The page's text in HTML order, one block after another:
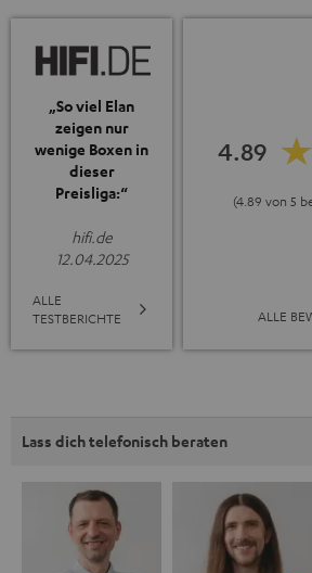
„So viel Elan
zeigen nur
wenige Boxen in
dieser
Preisliga:“
hifi.de
12.04.2025
ALLE
TESTBERICHTE
4.89
(4.89 von 5
ALLE
Lass dich telefonisch beraten